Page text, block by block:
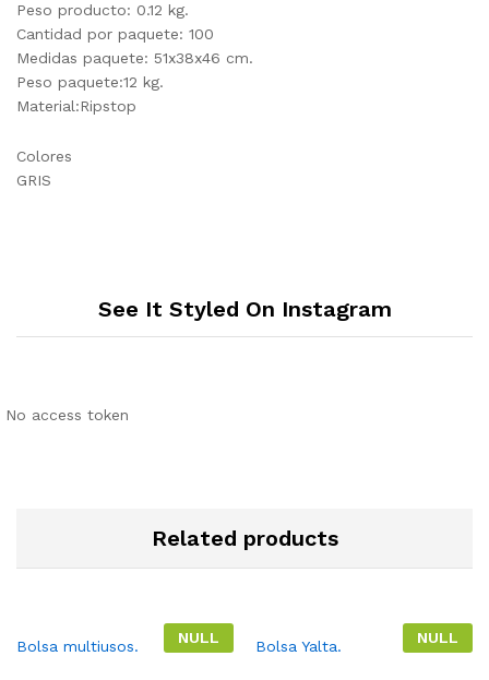
Peso producto: 0.12 kg.
Cantidad por paquete: 100
Medidas paquete: 51x38x46 cm.
Peso paquete:12 kg.
Material:Ripstop
Colores
GRIS
See It Styled On Instagram
No access token
Related products
NULL
Bolsa multiusos. NULL
Bolsa Yalta.